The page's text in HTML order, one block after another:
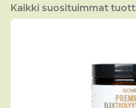
Kaikki suosituimmat